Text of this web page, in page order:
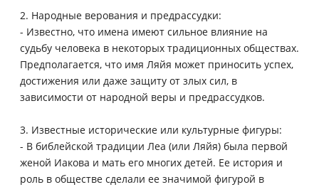
2. Народные верования и предрассудки:
- Известно, что имена имеют сильное влияние на
судьбу человека в некоторых традиционных обществах.
Предполагается, что имя Ляйя может приносить успех,
достижения или даже защиту от злых сил, в
зависимости от народной веры и предрассудков.
3. Известные исторические или культурные фигуры:
- В библейской традиции Леа (или Ляйя) была первой
женой Иакова и мать его многих детей. Ее история и
роль в обществе сделали ее значимой фигурой в